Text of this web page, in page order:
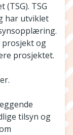
TSG
har utviklet
og
prosjektet.
tilsyn og